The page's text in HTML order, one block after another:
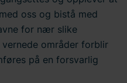
oss og bistå med
for nær slike
områder forblir
på en forsvarlig